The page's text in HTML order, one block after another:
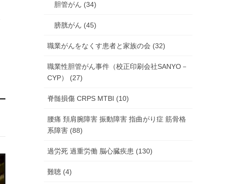
胆管がん (34)
膀胱がん (45)
職業がんをなくす患者と家族の会 (32)
職業性胆管がん事件（校正印刷会社SANYO－
CYP） (27)
脊髄損傷 CRPS MTBI (10)
腰痛 頚肩腕障害 振動障害 指曲がり症 筋骨格
系障害 (88)
過労死 過重労働 脳心臓疾患 (130)
難聴 (4)